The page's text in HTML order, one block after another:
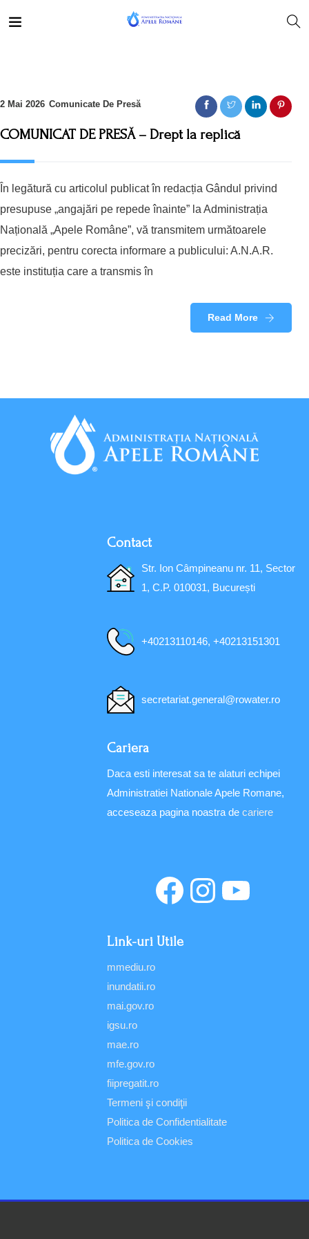
2 Mai 2026 Comunicate De Presă
COMUNICAT DE PRESĂ – Drept la replică
În legătură cu articolul publicat în redacția Gândul privind
presupuse „angajări pe repede înainte” la Administrația
Națională „Apele Române”, vă transmitem următoarele
precizări, pentru corecta informare a publicului: A.N.A.R.
este instituția care a transmis în
Read More
Contact
Str. Ion Câmpineanu nr. 11, Sector
1, C.P. 010031, București
+40213110146, +40213151301
secretariat.general@rowater.ro
Cariera
Daca esti interesat sa te alaturi echipei
Administratiei Nationale Apele Romane,
acceseaza pagina noastra de cariere
Link-uri Utile
mmediu.ro
inundatii.ro
mai.gov.ro
igsu.ro
mae.ro
mfe.gov.ro
fiipregatit.ro
Termeni şi condiţii
Politica de Confidentialitate
Politica de Cookies